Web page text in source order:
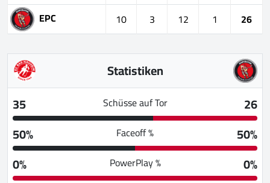
EPC
10 3 12 1 26
Statistiken
35
Schüsse auf Tor
26
50%
Faceoff %
50%
0%
PowerPlay % 0%